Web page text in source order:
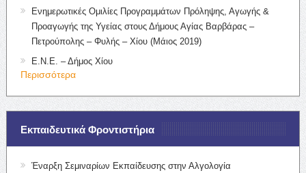
Ενημερωτικές Ομιλίες Προγραμμάτων Πρόληψης, Αγωγής &
Προαγωγής της Υγείας στους Δήμους Αγίας Βαρβάρας –
Πετρούπολης – Φυλής – Χίου (Μάιος 2019)
Ε.Ν.Ε. – Δήμος Χίου
Περισσότερα
Εκπαιδευτικά Φροντιστήρια
Έναρξη Σεμιναρίων Εκπαίδευσης στην Αλγολογία